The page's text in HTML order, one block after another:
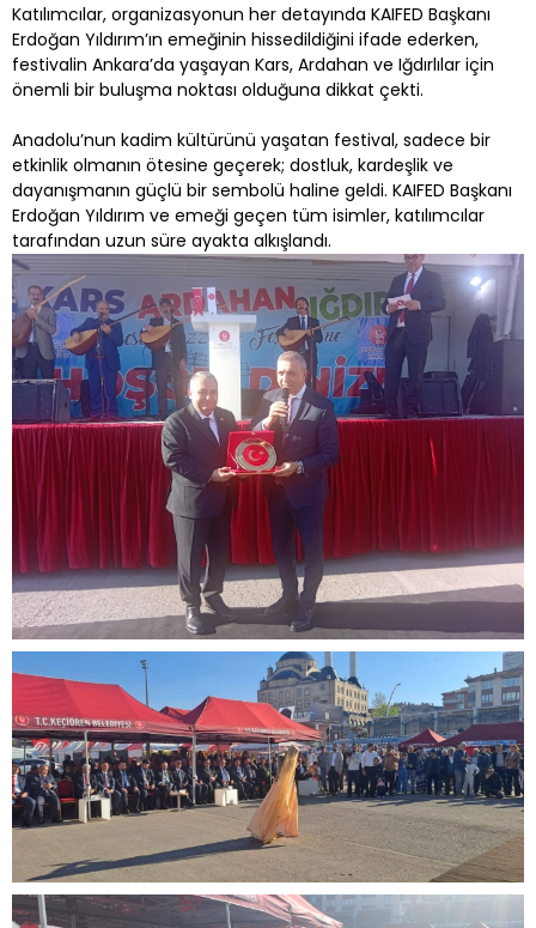
Katılımcılar, organizasyonun her detayında KAIFED Başkanı
Erdoğan Yıldırım’ın emeğinin hissedildiğini ifade ederken,
festivalin Ankara’da yaşayan Kars, Ardahan ve Iğdırlılar için
önemli bir buluşma noktası olduğuna dikkat çekti.
Anadolu’nun kadim kültürünü yaşatan festival, sadece bir
etkinlik olmanın ötesine geçerek; dostluk, kardeşlik ve
dayanışmanın güçlü bir sembolü haline geldi. KAIFED Başkanı
Erdoğan Yıldırım ve emeği geçen tüm isimler, katılımcılar
tarafından uzun süre ayakta alkışlandı.